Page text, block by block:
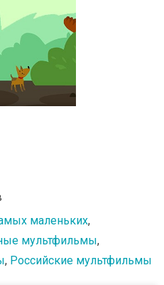
маленьких,
мультфильмы,
, Российские мультфильмы